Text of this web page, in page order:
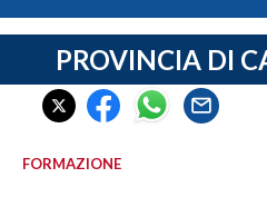
CRONACA SARDEGNA
CAGLIARI
SULCIS IGLESIENTE
PROVINCIA DI
FORMAZIONE